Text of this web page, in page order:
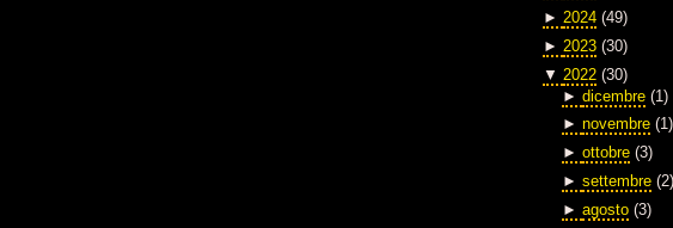
► 2024 (49)
► 2023 (30)
▼ 2022 (30)
► dicembre (1)
► novembre (1)
► ottobre (3)
► settembre (2)
► agosto (3)